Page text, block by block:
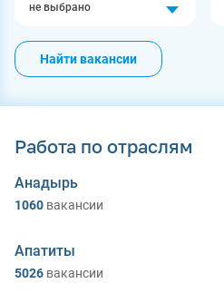
не выбрано
Найти вакансии
Работа по отраслям
Анадырь
1060 вакансии
Апатиты
5026 вакансии